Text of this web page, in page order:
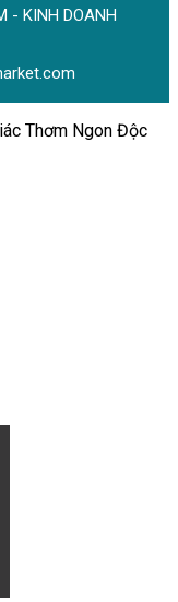
- KINH DOANH
Thơm Ngon Độc